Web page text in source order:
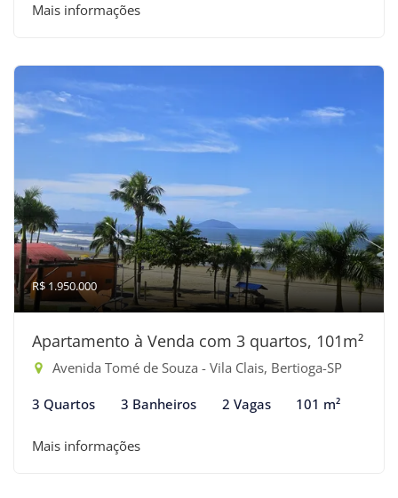
Mais informações
R$ 1.950.000
Apartamento à Venda com 3 quartos, 101m²
Avenida Tomé de Souza - Vila Clais, Bertioga-SP
3 Quartos 3 Banheiros 2 Vagas 101 m²
Mais informações